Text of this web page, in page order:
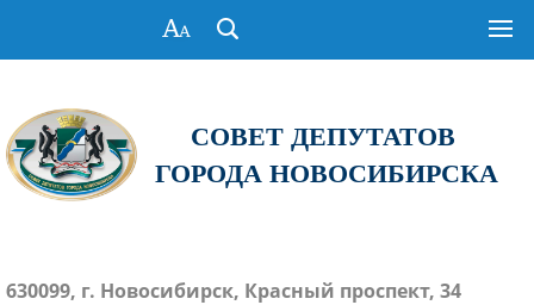
СОВЕТ ДЕПУТАТОВ
ГОРОДА НОВОСИБИРСКА
630099, г. Новосибирск, Красный проспект, 34